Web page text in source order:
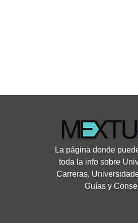
La página donde
toda la info sobre
Carreras,
Guías y